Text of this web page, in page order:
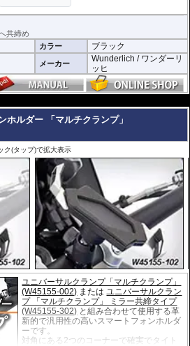
共締め
カラー ブラック
メーカー
Wunderlich / ワンダーリ
ッヒ
ホルダー 「マルチクランプ」
ク(タップ)で拡大表示
ユニバーサルクランプ「マルチクランプ」
(W45155-002) またはユニバーサルクラン
プ 「マルチクランプ」 ミラー共締タイプ
(W45155-302) と組み合わせて使用する革
新的で汎用性の高いスマートフォンホルダ
ーです。
対角にある2つのコーナーで確実でタイト